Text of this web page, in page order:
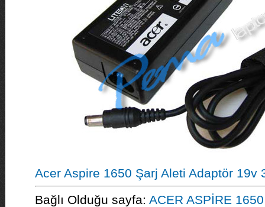
Acer Aspire 1650 Şarj Aleti Adaptör 19v
Bağlı Olduğu sayfa: ACER ASPİRE